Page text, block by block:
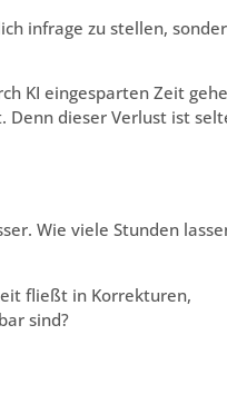
infrage zu stellen,
KI eingesparten Zeit
Denn dieser Verlust ist
Wie viele Stunden
fließt in Korrekturen,
sind?